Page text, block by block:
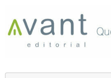
contenido